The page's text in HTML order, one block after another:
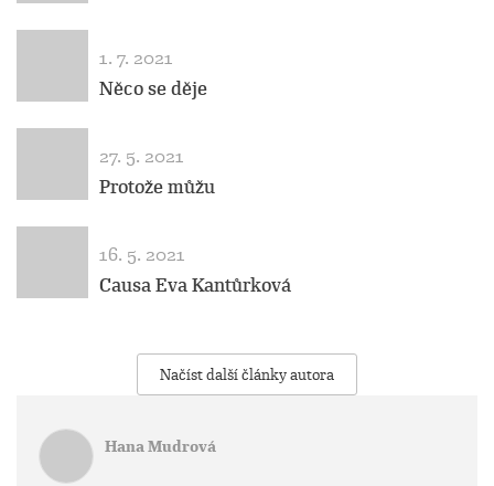
1. 7. 2021
Něco se děje
27. 5. 2021
Protože můžu
16. 5. 2021
Causa Eva Kantůrková
Načíst další články autora
Hana Mudrová